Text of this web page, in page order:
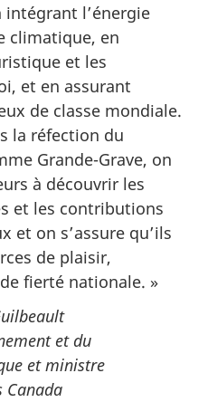
l’énergie
climatique, en
et les
et en assurant
de classe mondiale.
la réfection du
Grande-Grave, on
à découvrir les
et les contributions
et on s’assure qu’ils
de plaisir,
fierté nationale. »
et du
et ministre
Canada